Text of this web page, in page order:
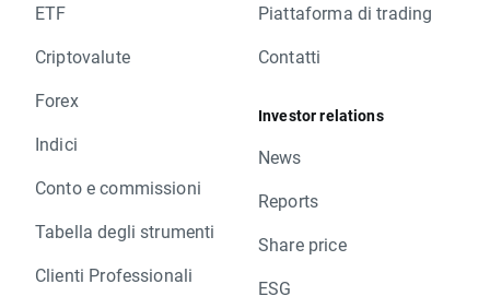
ETF
Criptovalute
Forex
Indici
Conto e commissioni
Tabella degli strumenti
Clienti Professionali
Piattaforma di trading
Contatti
Investor relations
News
Reports
Share price
ESG